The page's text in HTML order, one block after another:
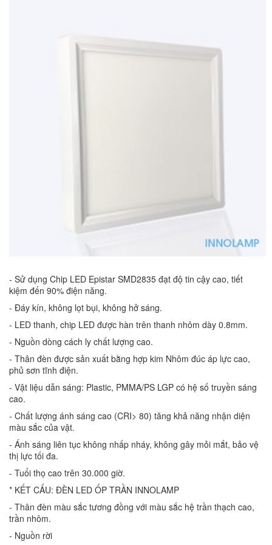
- Sử dụng Chip LED Epistar SMD2835 đạt độ tin cậy cao, tiết
kiệm đến 90% điện năng.
- Đáy kín, không lọt bụi, không hở sáng.
- LED thanh, chip LED được hàn trên thanh nhôm dày 0.8mm.
- Nguồn dòng cách ly chất lượng cao.
- Thân đèn được sản xuất bằng hợp kim Nhôm đúc áp lực cao,
phủ sơn tĩnh điện.
- Vật liệu dẫn sáng: Plastic, PMMA/PS LGP có hệ số truyền sáng
cao.
- Chất lượng ánh sáng cao (CRI> 80) tăng khả năng nhận diện
màu sắc của vật.
- Ánh sáng liên tục không nhấp nháy, không gây mỏi mắt, bảo vệ
thị lực tối đa.
- Tuổi thọ cao trên 30.000 giờ.
* KẾT CẤU: ĐÈN LED ỐP TRẦN INNOLAMP
- Thân đèn màu sắc tương đồng với màu sắc hệ trần thạch cao,
trần nhôm.
- Nguồn rời